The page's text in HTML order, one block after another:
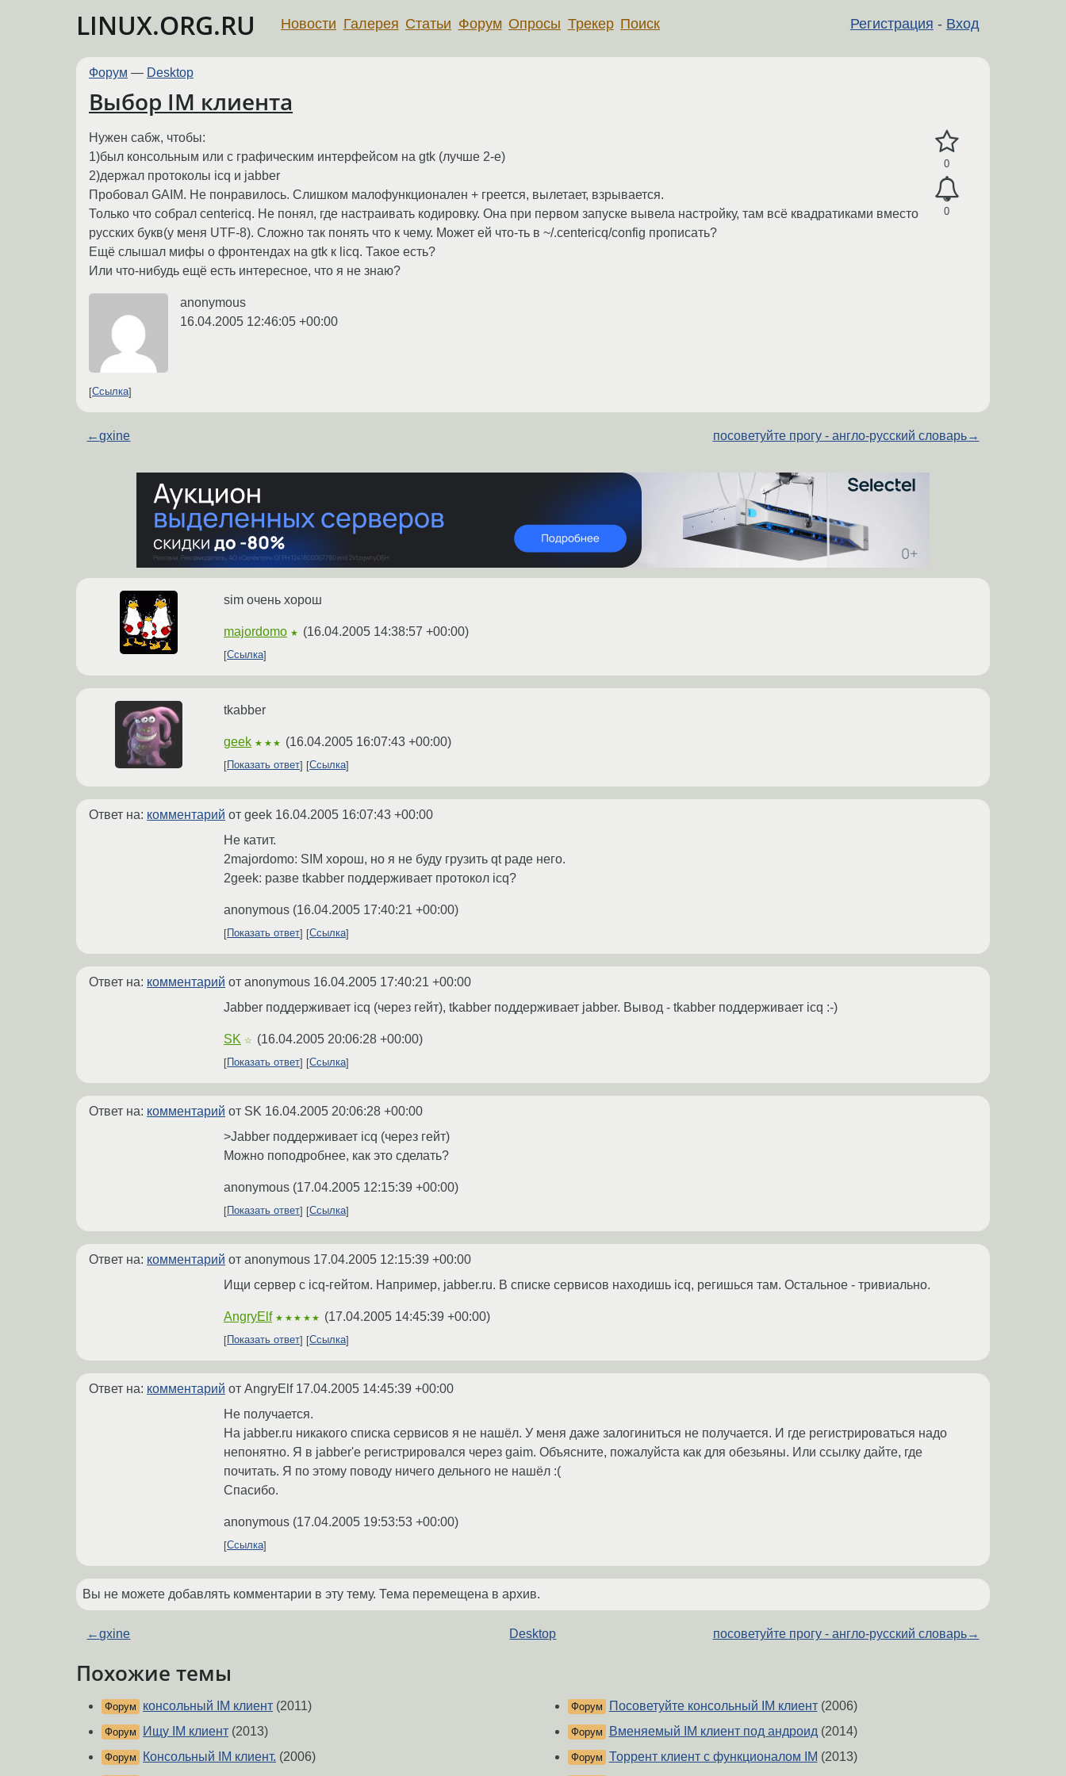
LINUX.ORG.RU Регистрация - Вход
Новости Галерея Статьи Форум Опросы Трекер Поиск
Форум — Desktop
Выбор IM клиента
0
0
Нужен сабж, чтобы:
1)был консольным или с графическим интерфейсом на gtk (лучше 2-е)
2)держал протоколы icq и jabber
Пробовал GAIM. Не понравилось. Слишком малофункционален + греется, вылетает, взрывается.
Только что собрал centericq. Не понял, где настраивать кодировку. Она при первом запуске вывела настройку, там всё квадратиками вместо
русских букв(у меня UTF-8). Сложно так понять что к чему. Может ей что-ть в ~/.centericq/config прописать?
Ещё слышал мифы о фронтендах на gtk к licq. Такое есть?
Или что-нибудь ещё есть интересное, что я не знаю?
anonymous
16.04.2005 12:46:05 +00:00
Ссылка
←gxine посоветуйте прогу - англо-русский словарь→
sim очень хорош
majordomo ★ (16.04.2005 14:38:57 +00:00)
Ссылка
tkabber
geek ★★★ (16.04.2005 16:07:43 +00:00)
Показать ответ Ссылка
Ответ на: комментарий от geek 16.04.2005 16:07:43 +00:00
Не катит.
2majordomo: SIM хорош, но я не буду грузить qt раде него.
2geek: разве tkabber поддерживает протокол icq?
anonymous (16.04.2005 17:40:21 +00:00)
Показать ответ Ссылка
Ответ на: комментарий от anonymous 16.04.2005 17:40:21 +00:00
Jabber поддерживает icq (через гейт), tkabber поддерживает jabber. Вывод - tkabber поддерживает icq :-)
SK ☆ (16.04.2005 20:06:28 +00:00)
Показать ответ Ссылка
Ответ на: комментарий от SK 16.04.2005 20:06:28 +00:00
>Jabber поддерживает icq (через гейт)
Можно поподробнее, как это сделать?
anonymous (17.04.2005 12:15:39 +00:00)
Показать ответ Ссылка
Ответ на: комментарий от anonymous 17.04.2005 12:15:39 +00:00
Ищи сервер с icq-гейтом. Например, jabber.ru. В списке сервисов находишь icq, регишься там. Остальное - тривиально.
AngryElf ★★★★★ (17.04.2005 14:45:39 +00:00)
Показать ответ Ссылка
Ответ на: комментарий от AngryElf 17.04.2005 14:45:39 +00:00
Не получается.
На jabber.ru никакого списка сервисов я не нашёл. У меня даже залогиниться не получается. И где регистрироваться надо
непонятно. Я в jabber'е регистрировался через gaim. Объясните, пожалуйста как для обезьяны. Или ссылку дайте, где
почитать. Я по этому поводу ничего дельного не нашёл :(
Спасибо.
anonymous (17.04.2005 19:53:53 +00:00)
Ссылка
Вы не можете добавлять комментарии в эту тему. Тема перемещена в архив.
←gxine Desktop посоветуйте прогу - англо-русский словарь→
Похожие темы
Форум консольный IM клиент (2011)
Форум Ищу IM клиент (2013)
Форум Консольный IM клиент. (2006)
Форум Посоветуйте консольный IM клиент(2006)
Форум Вменяемый IM клиент под андроид(2014)
Форум Торрент клиент с функционалом IM (2013)